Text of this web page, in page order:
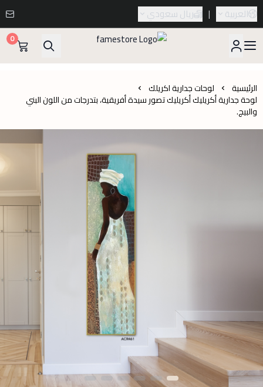
العربية | ريال سعودي
0
الرئيسية لوحات جدارية اكريلك
لوحة جدارية أكريليك أكريليك تصور سيدة أفريقية، بتدرجات من اللون البني
والبيج.